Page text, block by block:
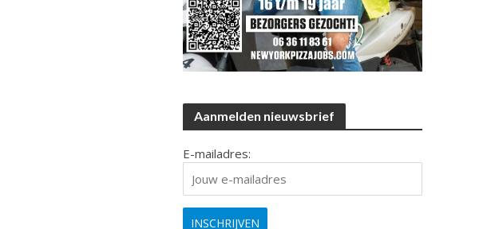
Aanmelden nieuwsbrief
E-mailadres: